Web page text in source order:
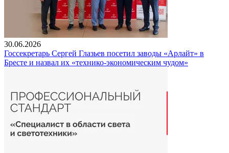
30.06.2026
Госсекретарь Сергей Глазьев посетил заводы «Арлайт» в
Бресте и назвал их «технико-экономическим чудом»